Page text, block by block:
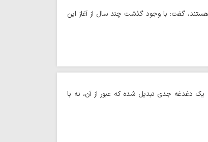
گفت: با وجود گذشت چند سال از آغاز این
وضعیت مسکن به یک دغدغه جدی تبدیل شده که عبور از آن، نه با